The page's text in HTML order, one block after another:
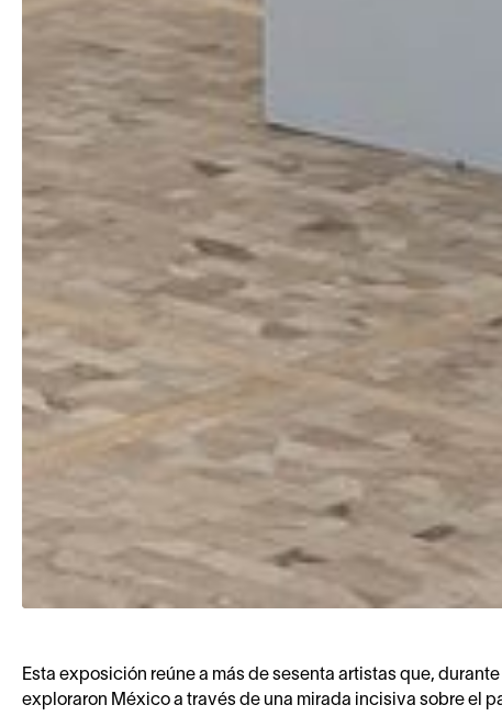
Esta exposición reúne a más de sesenta artistas que,
exploraron México a través de una mirada incisiva sobre el